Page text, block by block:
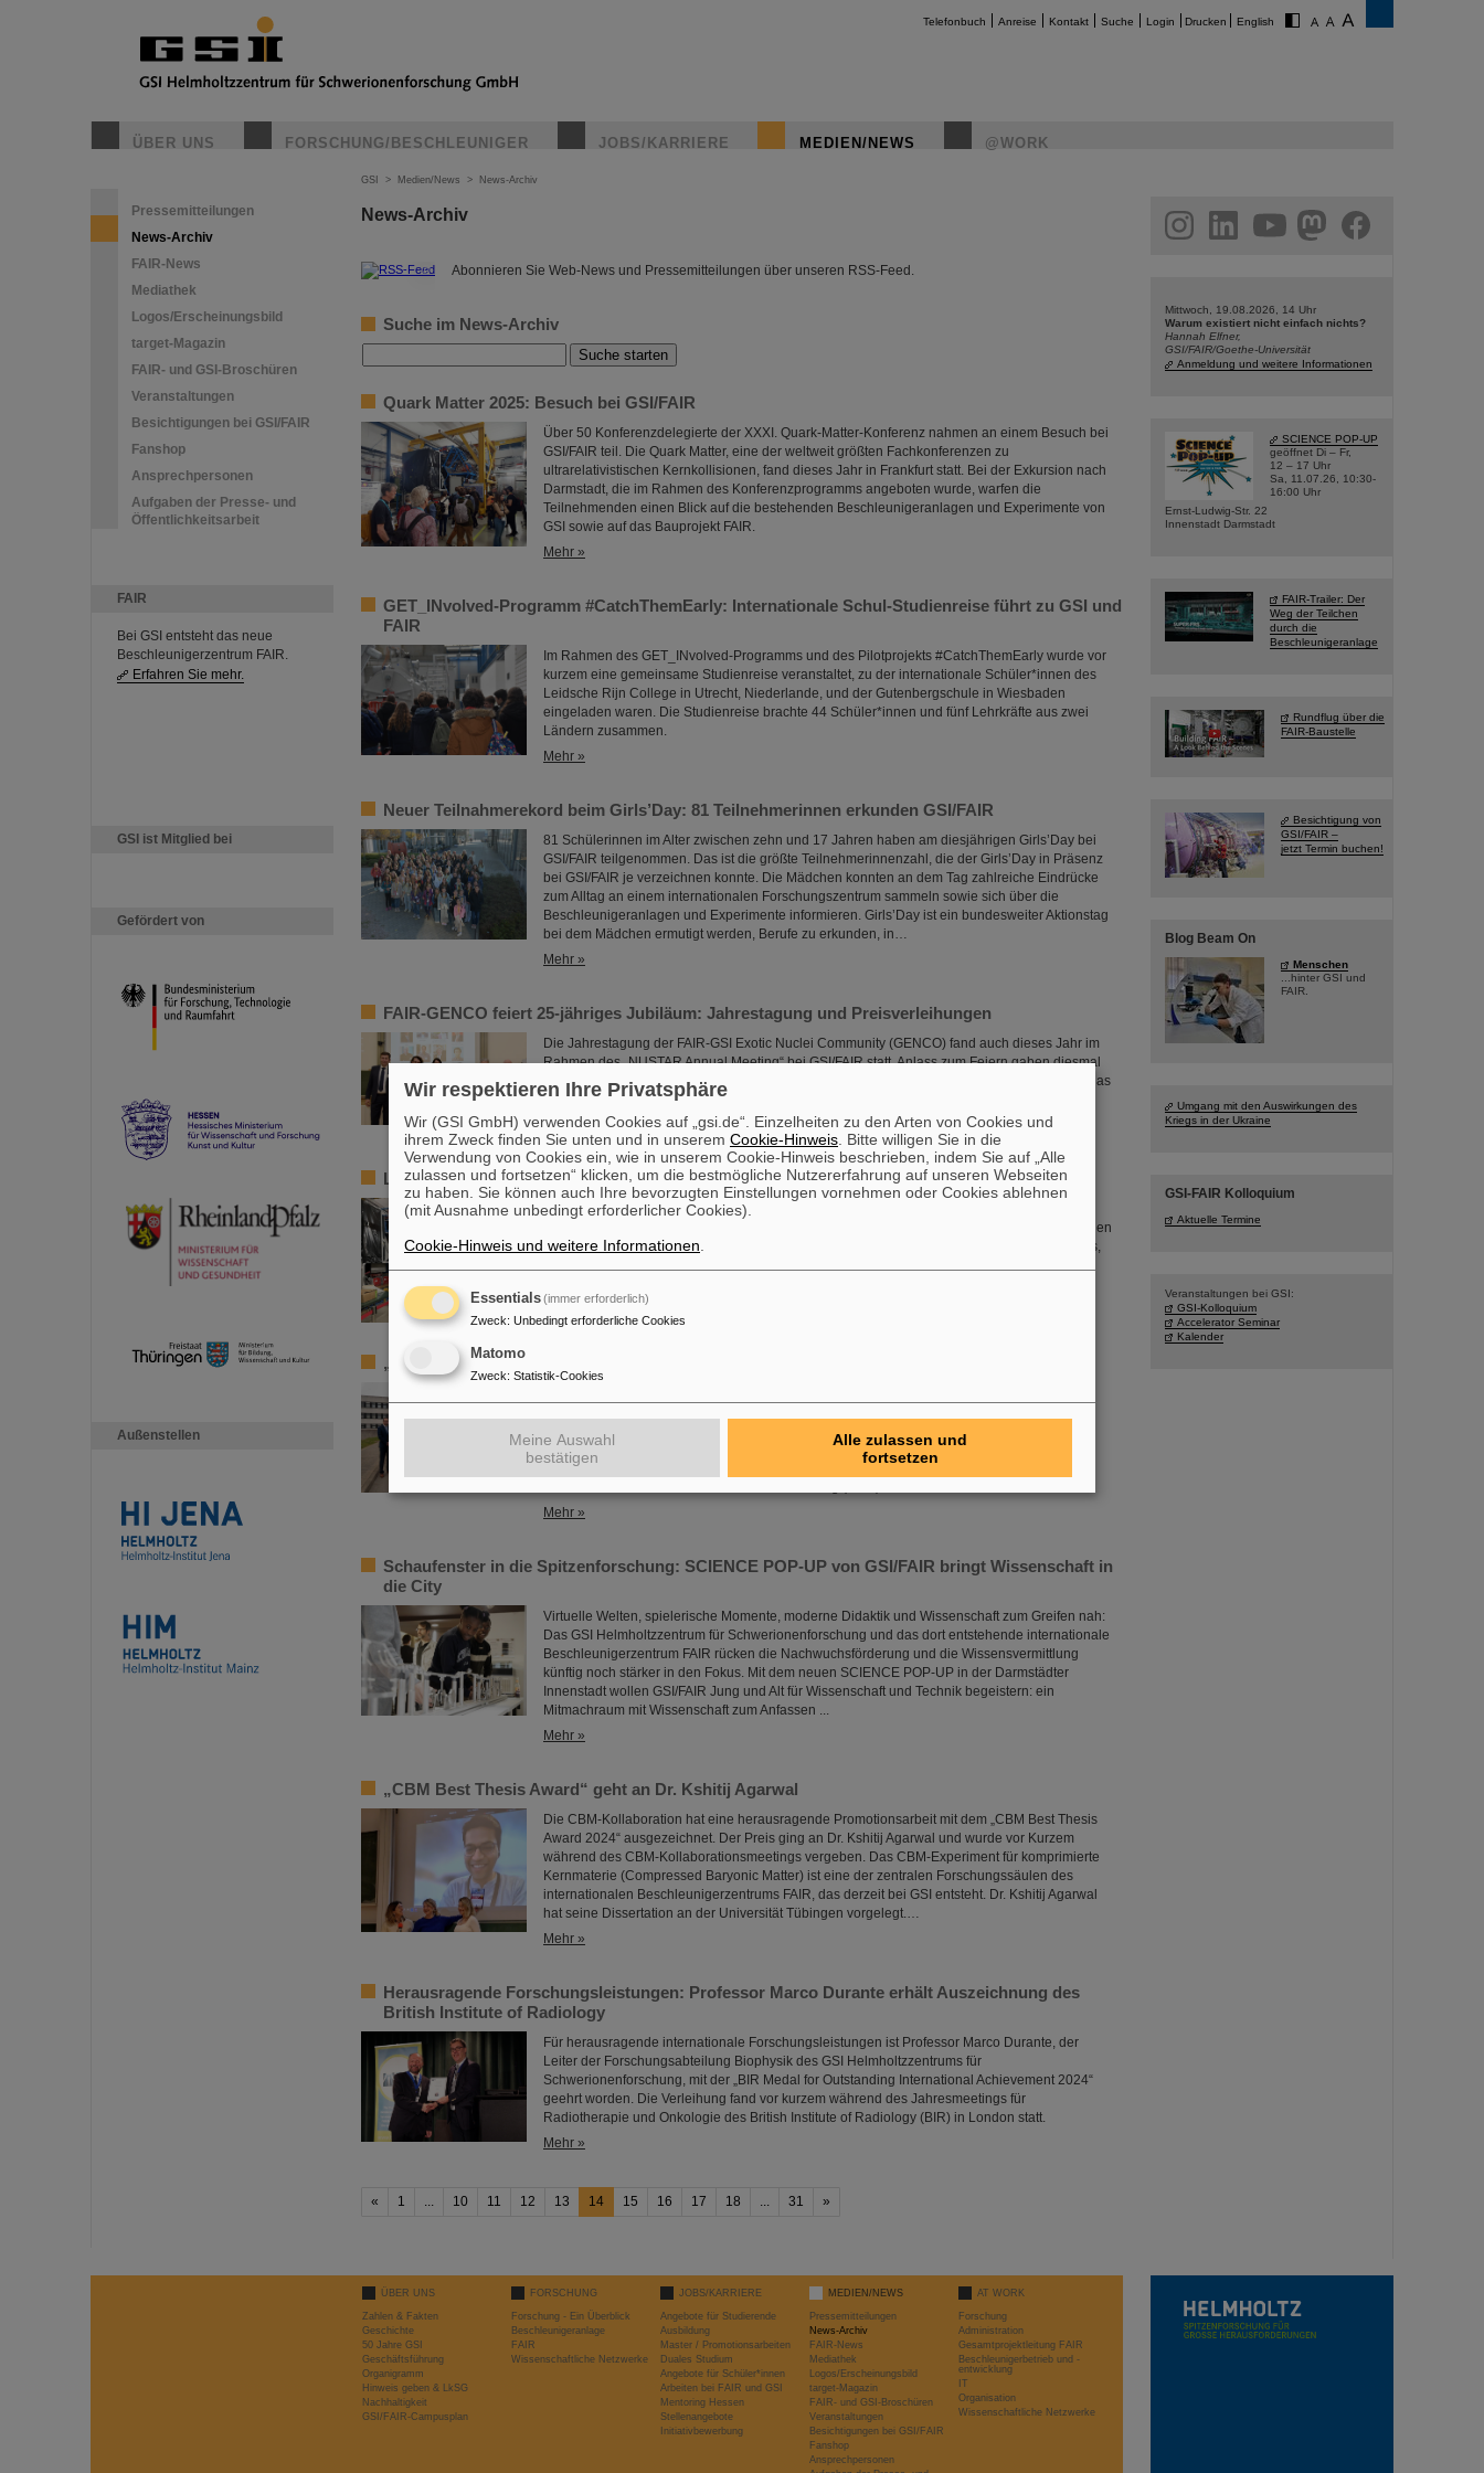
Telefonbuch Anreise Kontakt Suche Login Drucken English
ÜBER UNS FORSCHUNG/BESCHLEUNIGER JOBS/KARRIERE MEDIEN/NEWS @WORK
Pressemitteilungen
News-Archiv
FAIR-News
Mediathek
Logos/Erscheinungsbild
target-Magazin
FAIR- und GSI-Broschüren
Veranstaltungen
Besichtigungen bei GSI/FAIR
Fanshop
Ansprechpersonen
Aufgaben der Presse- und
Öffentlichkeitsarbeit
FAIR
Bei GSI entsteht das neue
Beschleunigerzentrum FAIR.
Erfahren Sie mehr.
GSI ist Mitglied bei
Gefördert von
Außenstellen
GSI > Medien/News > News-Archiv
News-Archiv
© Abonnieren Sie Web-News und Pressemitteilungen über unseren RSS-Feed.
Suche im News-Archiv
Quark Matter 2025: Besuch bei GSI/FAIR
Über 50 Konferenzdelegierte der XXXI. Quark-Matter-Konferenz nahmen an einem Besuch bei
GSI/FAIR teil. Die Quark Matter, eine der weltweit größten Fachkonferenzen zu
ultrarelativistischen Kernkollisionen, fand dieses Jahr in Frankfurt statt. Bei der Exkursion nach
Darmstadt, die im Rahmen des Konferenzprogramms angeboten wurde, warfen die
Teilnehmenden einen Blick auf die bestehenden Beschleunigeranlagen und Experimente von
GSI sowie auf das Bauprojekt FAIR.
Mehr »
GET_INvolved-Programm #CatchThemEarly: Internationale Schul-Studienreise führt zu GSI und
FAIR
Im Rahmen des GET_INvolved-Programms und des Pilotprojekts #CatchThemEarly wurde vor
kurzem eine gemeinsame Studienreise veranstaltet, zu der internationale Schüler*innen des
Leidsche Rijn College in Utrecht, Niederlande, und der Gutenbergschule in Wiesbaden
eingeladen waren. Die Studienreise brachte 44 Schüler*innen und fünf Lehrkräfte aus zwei
Ländern zusammen.
Mehr »
Neuer Teilnahmerekord beim Girls’Day: 81 Teilnehmerinnen erkunden GSI/FAIR
81 Schülerinnen im Alter zwischen zehn und 17 Jahren haben am diesjährigen Girls’Day bei
GSI/FAIR teilgenommen. Das ist die größte Teilnehmerinnenzahl, die der Girls’Day in Präsenz
bei GSI/FAIR je verzeichnen konnte. Die Mädchen konnten an dem Tag zahlreiche Eindrücke
zum Alltag an einem internationalen Forschungszentrum sammeln sowie sich über die
Beschleunigeranlagen und Experimente informieren. Girls’Day ist ein bundesweiter Aktionstag
bei dem Mädchen ermutigt werden, Berufe zu erkunden, in…
Mehr »
FAIR-GENCO feiert 25-jähriges Jubiläum: Jahrestagung und Preisverleihungen
Die Jahrestagung der FAIR-GSI Exotic Nuclei Community (GENCO) fand auch dieses Jahr im
Rahmen des „NUSTAR Annual Meeting“ bei GSI/FAIR statt. Anlass zum Feiern gaben diesmal
nicht nur die Verleihungen der Mitgliedschaften und des Nachwuchspreises, sondern auch das
25-jähre GENCO-Jubiläum.
Mehr »
Lenkungsausschuss von „Big Science Sweden“ trifft sich bei GSI/FAIR
Eine Delegation von „Big Science Sweden“ besuchte vor Kurzem FAIR und GSI. Zu der
Delegation gehörten Teammitglieder, der Lenkungsausschuss, und Vertreter der schwedischen
Abteilung des internationalen Konzerns GE Healthcare. Ziel von „Big Science Sweden“ ist es,
Mehr »
„Hessen soll Kernfusionsstandort Nummer eins werden“
wirtschaftliche Energieversorgung bezeichnet. Auch Professor Thomas Nilsson, der
Wissenschaftliche Geschäftsführer von GSI und FAIR, nahm an dem Treffen teil und
unterzeichnete gemeinsam mit zahlreichen Vertreter*innen aus Politk, Wirtschaft und
Mehr »
Schaufenster in die Spitzenforschung: SCIENCE POP-UP von GSI/FAIR bringt Wissenschaft in
die City
Virtuelle Welten, spielerische Momente, moderne Didaktik und Wissenschaft zum Greifen nah:
Das GSI Helmholtzzentrum für Schwerionenforschung und das dort entstehende internationale
Beschleunigerzentrum FAIR rücken die Nachwuchsförderung und die Wissensvermittlung
künftig noch stärker in den Fokus. Mit dem neuen SCIENCE POP-UP in der Darmstädter
Innenstadt wollen GSI/FAIR Jung und Alt für Wissenschaft und Technik begeistern: ein
Mitmachraum mit Wissenschaft zum Anfassen ...
Mehr »
„CBM Best Thesis Award“ geht an Dr. Kshitij Agarwal
Die CBM-Kollaboration hat eine herausragende Promotionsarbeit mit dem „CBM Best Thesis
Award 2024“ ausgezeichnet. Der Preis ging an Dr. Kshitij Agarwal und wurde vor Kurzem
während des CBM-Kollaborationsmeetings vergeben. Das CBM-Experiment für komprimierte
Kernmaterie (Compressed Baryonic Matter) ist eine der zentralen Forschungssäulen des
internationalen Beschleunigerzentrums FAIR, das derzeit bei GSI entsteht. Dr. Kshitij Agarwal
hat seine Dissertation an der Universität Tübingen vorgelegt.…
Mehr »
Herausragende Forschungsleistungen: Professor Marco Durante erhält Auszeichnung des
British Institute of Radiology
Für herausragende internationale Forschungsleistungen ist Professor Marco Durante, der
Leiter der Forschungsabteilung Biophysik des GSI Helmholtzzentrums für
Schwerionenforschung, mit der „BIR Medal for Outstanding International Achievement 2024“
geehrt worden. Die Verleihung fand vor kurzem während des Jahresmeetings für
Radiotherapie und Onkologie des British Institute of Radiology (BIR) in London statt.
Mehr »
« 1 ... 10 11 12 13 14 15 16 17 18 ... 31 »
facebook
Mittwoch, 19.08.2026, 14 Uhr
Warum existiert nicht einfach nichts?
Hannah Elfner,
GSI/FAIR/Goethe-Universität
Anmeldung und weitere Informationen
SCIENCE POP-UP
geöffnet Di – Fr,
12 – 17 Uhr
Sa, 11.07.26, 10:30-
16:00 Uhr
Ernst-Ludwig-Str. 22
Innenstadt Darmstadt
FAIR-Trailer: Der
Weg der Teilchen
durch die
Beschleunigeranlage
Rundflug über die
FAIR-Baustelle
Besichtigung von
GSI/FAIR –
jetzt Termin buchen!
Blog Beam On
Menschen
...hinter GSI und
FAIR.
Umgang mit den Auswirkungen des
Kriegs in der Ukraine
GSI-FAIR Kolloquium
Aktuelle Termine
Veranstaltungen bei GSI:
GSI-Kolloquium
Accelerator Seminar
Kalender
ÜBER UNS
Zahlen & Fakten
Geschichte
50 Jahre GSI
Geschäftsführung
Organigramm
Hinweis geben & LkSG
Nachhaltigkeit
GSI/FAIR-Campusplan
FORSCHUNG
Forschung - Ein Überblick
Beschleunigeranlage
FAIR
Wissenschaftliche Netzwerke
JOBS/KARRIERE
Angebote für Studierende
Ausbildung
Master / Promotionsarbeiten
Duales Studium
Angebote für Schüler*innen
Arbeiten bei FAIR und GSI
Mentoring Hessen
Stellenangebote
Initiativbewerbung
MEDIEN/NEWS
Pressemitteilungen
News-Archiv
FAIR-News
Mediathek
Logos/Erscheinungsbild
target-Magazin
FAIR- und GSI-Broschüren
Veranstaltungen
Besichtigungen bei GSI/FAIR
Fanshop
Ansprechpersonen
AT WORK
Forschung
Administration
Gesamtprojektleitung FAIR
Beschleunigerbetrieb und -
entwicklung
IT
Organisation
Wissenschaftliche Netzwerke
Wir respektieren Ihre Privatsphäre
Wir (GSI GmbH) verwenden Cookies auf „gsi.de“. Einzelheiten zu den Arten von Cookies und
ihrem Zweck finden Sie unten und in unserem Cookie-Hinweis . Bitte willigen Sie in die
Verwendung von Cookies ein, wie in unserem Cookie-Hinweis beschrieben, indem Sie auf „Alle
zulassen und fortsetzen“ klicken, um die bestmögliche Nutzererfahrung auf unseren Webseiten
zu haben. Sie können auch Ihre bevorzugten Einstellungen vornehmen oder Cookies ablehnen
(mit Ausnahme unbedingt erforderlicher Cookies).
Cookie-Hinweis und weitere Informationen
Essentials(immer erforderlich)
Zweck: Unbedingt erforderliche Cookies
Matomo
Zweck: Statistik-Cookies
Meine Auswahl
bestätigen
Alle zulassen und
fortsetzen